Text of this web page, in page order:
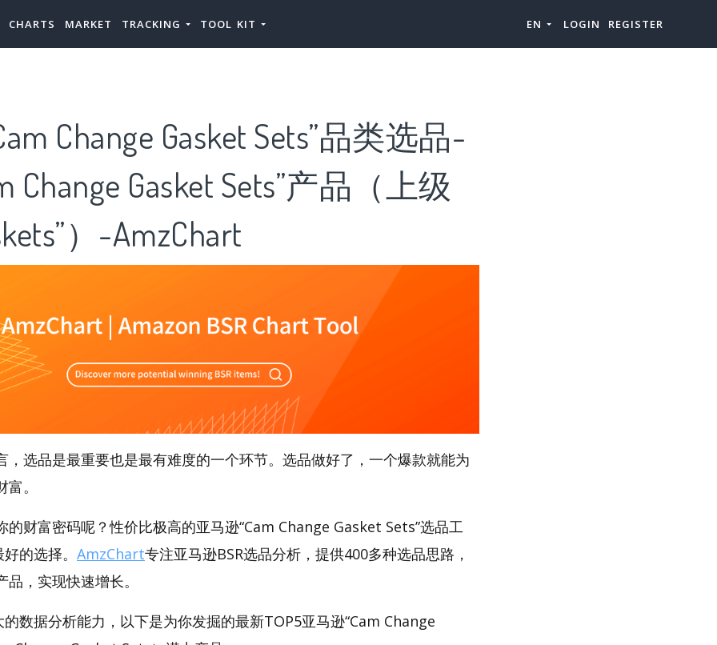
CHARTS MARKET TRACKING TOOL KIT EN LOGIN REGISTER
Change Gasket Sets”品类选品-
Change Gasket Sets”产品（上级
）-AmzChart
，选品是最重要也是最有难度的一个环节。选品做好了，一个爆款就能为
。
的财富密码呢？性价比极高的亚马逊“Cam Change Gasket Sets”选品工
的选择。 AmzChart专注亚马逊BSR选品分析，提供400多种选品思路，
，实现快速增长。
数据分析能力，以下是为你发掘的最新TOP5亚马逊“Cam Change